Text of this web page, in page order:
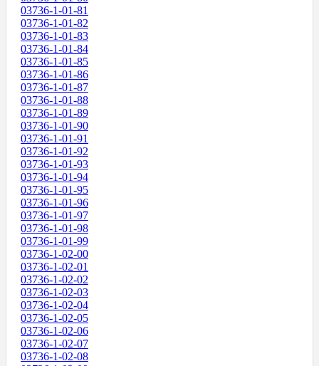
03736-1-01-81
03736-1-01-82
03736-1-01-83
03736-1-01-84
03736-1-01-85
03736-1-01-86
03736-1-01-87
03736-1-01-88
03736-1-01-89
03736-1-01-90
03736-1-01-91
03736-1-01-92
03736-1-01-93
03736-1-01-94
03736-1-01-95
03736-1-01-96
03736-1-01-97
03736-1-01-98
03736-1-01-99
03736-1-02-00
03736-1-02-01
03736-1-02-02
03736-1-02-03
03736-1-02-04
03736-1-02-05
03736-1-02-06
03736-1-02-07
03736-1-02-08